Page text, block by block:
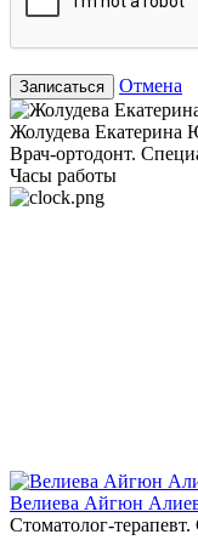
Записаться Отмена
Жолудева Екатерина
Врач-ортодонт.
Часы работы
Велиева Айгюн
Стоматолог-